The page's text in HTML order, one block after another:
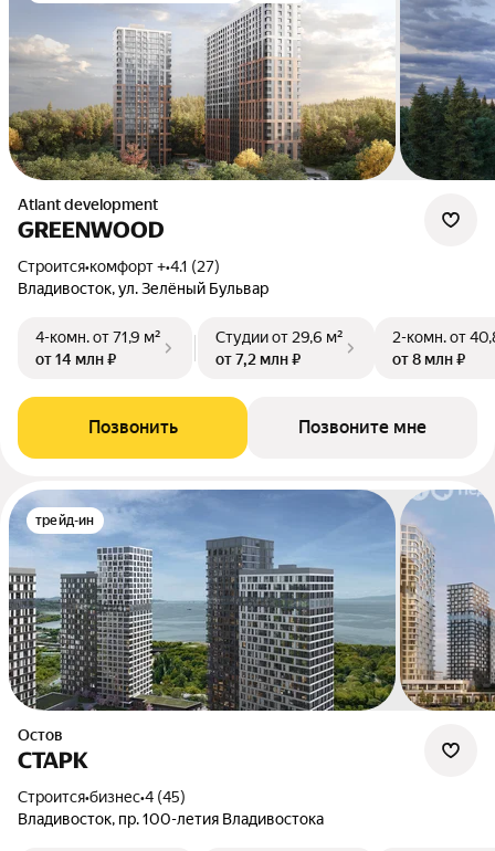
Atlant development
GREENWOOD
Строится•комфорт +•4.1 (27)
Владивосток, ул. Зелёный Бульвар
4-комн.от 71,9 м²
от 14 млн ₽
Студииот 29,6 м²
от 7,2 млн ₽
2-комн.от
от 8 млн ₽
Позвонить Позвоните мне
трейд-ин
Остов
СТАРК
Строится•бизнес•4 (45)
Владивосток, пр. 100-летия Владивостока